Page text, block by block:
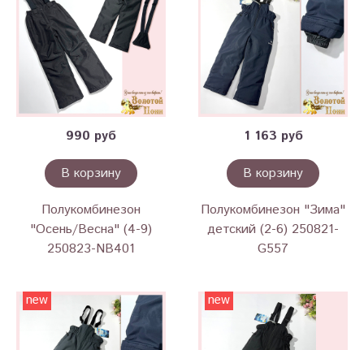
990 руб
В корзину
Полукомбинезон
"Осень/Весна" (4-9)
250823-NB401
1 163 руб
В корзину
Полукомбинезон "Зима"
детский (2-6) 250821-
G557
new new